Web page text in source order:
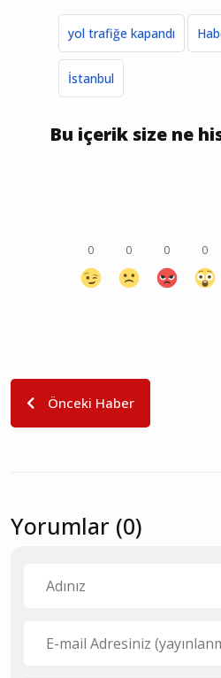
yol trafiğe kapandı
İstanbul
Bu içerik size ne
0 0 0 0
Önceki Haber
Yorumlar (0)